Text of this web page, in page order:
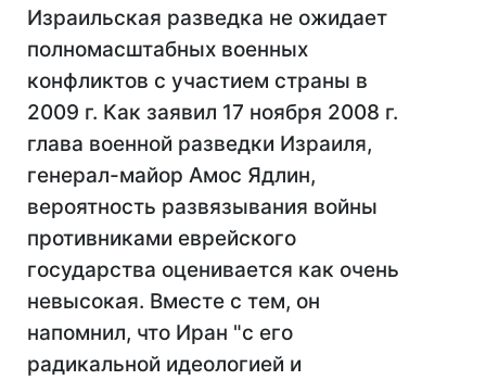
Израильская разведка не ожидает
полномасштабных военных
конфликтов с участием страны в
2009 г. Как заявил 17 ноября 2008 г.
глава военной разведки Израиля,
генерал-майор Амос Ядлин,
вероятность развязывания войны
противниками еврейского
государства оценивается как очень
невысокая. Вместе с тем, он
напомнил, что Иран "с его
радикальной идеологией и